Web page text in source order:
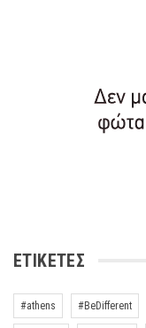
ΕΤΙΚΈΤΕΣ
#athens #BeDifferent